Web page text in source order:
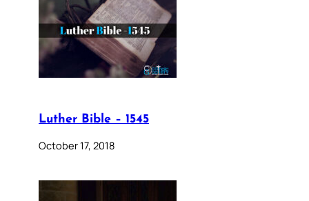
Luther Bible – 1545
October 17, 2018